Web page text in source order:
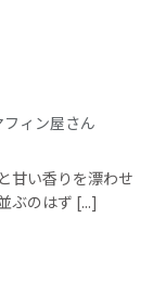
ィン屋さん
甘い香りを漂わせ
ぶのはず [...]